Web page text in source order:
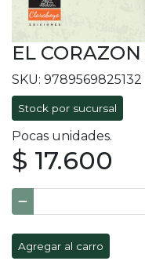
EL
SKU: 9789569825132
Stock por sucursal
Pocas unidades.
$ 17.600
Agregar al carro